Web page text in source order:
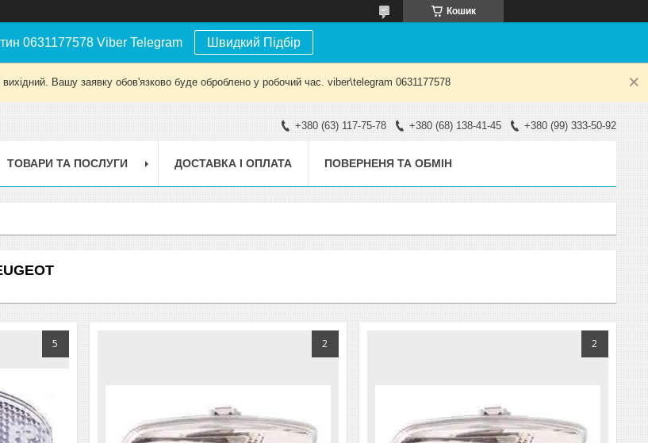
Кошик
0631177578 Viber Telegram Швидкий Підбір
вихідний. Вашу заявку обов'язково буде оброблено у робочий час. viber\telegram 0631177578
+380 (63) 117-75-78 +380 (68) 138-41-45 +380 (99) 333-50-92
ТОВАРИ ТА ПОСЛУГИ ДОСТАВКА І ОПЛАТА ПОВЕРНЕНЯ ТА ОБМІН
5 2 2